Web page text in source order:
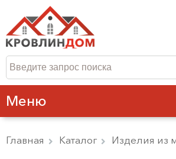
Меню
Главная Каталог Изделия из